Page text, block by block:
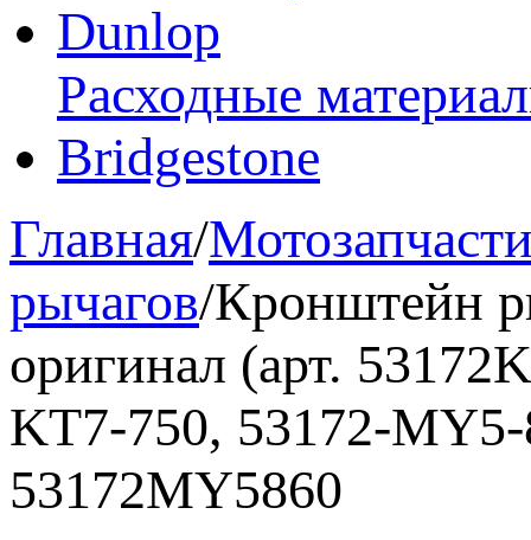
Dunlop
Расходные
Bridgestone
Главная/
рычагов/Кронштейн
оригинал (арт.
KT7-750, 53172-
53172MY5860